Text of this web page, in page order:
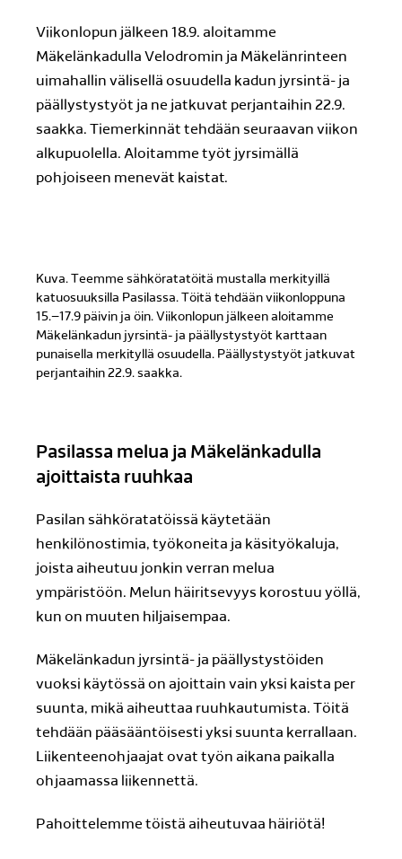
Viikonlopun jälkeen 18.9. aloitamme
Mäkelänkadulla Velodromin ja Mäkelänrinteen
uimahallin välisellä osuudella kadun jyrsintä- ja
päällystystyöt ja ne jatkuvat perjantaihin 22.9.
saakka. Tiemerkinnät tehdään seuraavan viikon
alkupuolella. Aloitamme työt jyrsimällä
pohjoiseen menevät kaistat.
Kuva. Teemme sähköratatöitä mustalla merkityillä
katuosuuksilla Pasilassa. Töitä tehdään viikonloppuna
15.–17.9 päivin ja öin. Viikonlopun jälkeen aloitamme
Mäkelänkadun jyrsintä- ja päällystystyöt karttaan
punaisella merkityllä osuudella. Päällystystyöt jatkuvat
perjantaihin 22.9. saakka.
Pasilassa melua ja Mäkelänkadulla
ajoittaista ruuhkaa
Pasilan sähköratatöissä käytetään
henkilönostimia, työkoneita ja käsityökaluja,
joista aiheutuu jonkin verran melua
ympäristöön. Melun häiritsevyys korostuu yöllä,
kun on muuten hiljaisempaa.
Mäkelänkadun jyrsintä- ja päällystystöiden
vuoksi käytössä on ajoittain vain yksi kaista per
suunta, mikä aiheuttaa ruuhkautumista. Töitä
tehdään pääsääntöisesti yksi suunta kerrallaan.
Liikenteenohjaajat ovat työn aikana paikalla
ohjaamassa liikennettä.
Pahoittelemme töistä aiheutuvaa häiriötä!